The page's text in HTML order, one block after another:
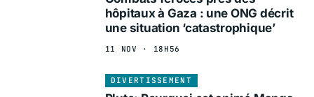
hôpitaux à Gaza : une ONG décrit
une situation ‘catastrophique’
11 NOV · 18H56
DIVERTISSEMENT